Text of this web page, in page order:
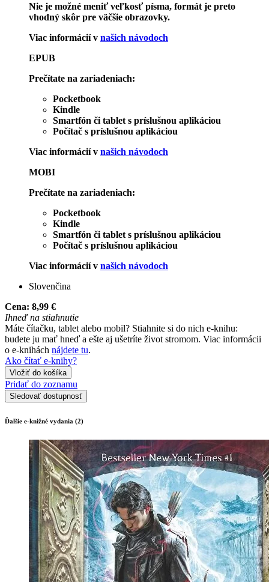
Nie je možné meniť veľkosť písma, formát je preto
vhodný skôr pre väčšie obrazovky.
Viac informácií v našich návodoch
EPUB
Prečítate na zariadeniach:
Pocketbook
Kindle
Smartfón či tablet s príslušnou aplikáciou
Počítač s príslušnou aplikáciou
Viac informácií v našich návodoch
MOBI
Prečítate na zariadeniach:
Pocketbook
Kindle
Smartfón či tablet s príslušnou aplikáciou
Počítač s príslušnou aplikáciou
Viac informácií v našich návodoch
Slovenčina
Cena: 8,99 €
Ihneď na stiahnutie
Máte čítačku, tablet alebo mobil? Stiahnite si do nich e-knihu:
budete ju mať hneď a ešte aj ušetríte život stromom. Viac informácii
o e-knihách nájdete tu.
Ako čítať e-knihy?
Vložiť do košíka
Pridať do zoznamu
Sledovať dostupnosť
Ďalšie e-knižné vydania (2)